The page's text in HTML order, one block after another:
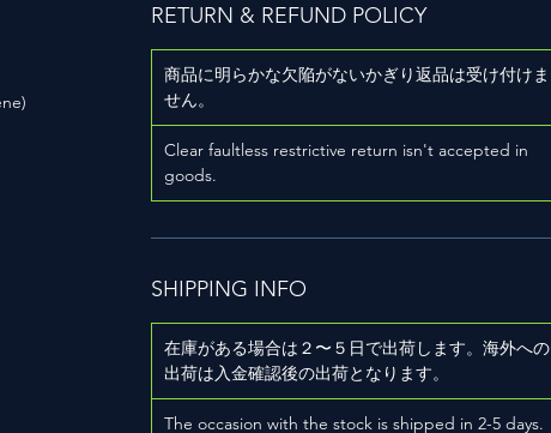
RETURN & REFUND POLICY
商品に明らかな欠陥がないかぎり返品は受け付けま
せん。
Clear faultless restrictive return isn't accepted in
goods.
SHIPPING INFO
在庫がある場合は２〜５日で出荷します。海外への
出荷は入金確認後の出荷となります。
The occasion with the stock is shipped in 2-5 days.